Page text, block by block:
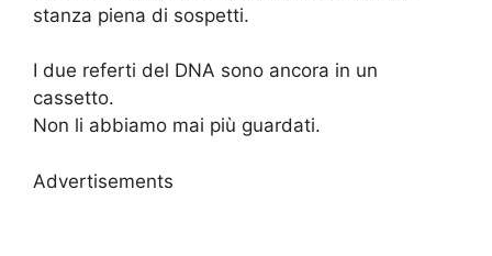
stanza piena di sospetti.
I due referti del DNA sono ancora in un
cassetto.
Non li abbiamo mai più guardati.
Advertisements